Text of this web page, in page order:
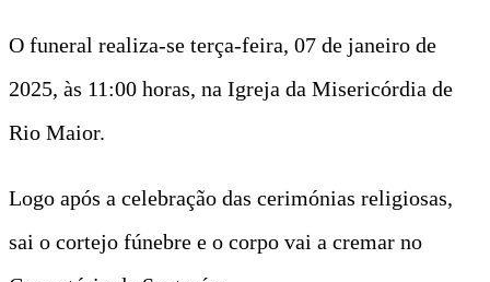
O funeral realiza-se terça-feira, 07 de janeiro de
2025, às 11:00 horas, na Igreja da Misericórdia de
Rio Maior.
Logo após a celebração das cerimónias religiosas,
sai o cortejo fúnebre e o corpo vai a cremar no